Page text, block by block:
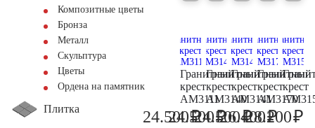
Композитные цветы
Бронза
Металл
Скульптура
Цветы
Ордена на памятник
Плитка
Гранитный
крест
AM3111
25.800
24.500₽
Гранитный
крест
AM3140
25.800
24.500₽
Гранитный
крест
AM3141
25.800
24.500₽
Гранитный
крест
AM3170
27.800
26.400₽
крест
28.200₽